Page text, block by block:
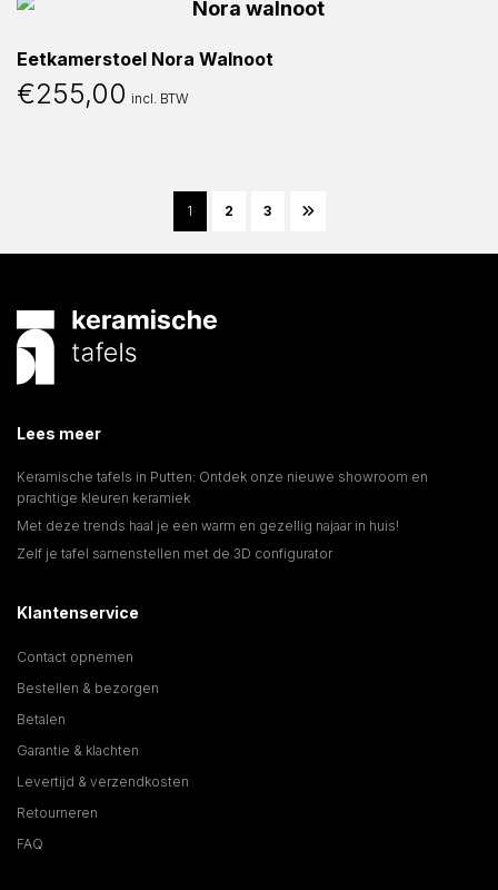
Eetkamerstoel Nora Walnoot
€255,00 incl. BTW
1 2 3
Lees meer
Keramische tafels in Putten: Ontdek onze nieuwe showroom en
prachtige kleuren keramiek
Met deze trends haal je een warm en gezellig najaar in huis!
Zelf je tafel samenstellen met de 3D configurator
Klantenservice
Contact opnemen
Bestellen & bezorgen
Betalen
Garantie & klachten
Levertijd & verzendkosten
Retourneren
FAQ